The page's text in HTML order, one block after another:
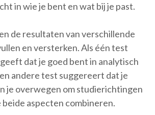
in wie je bent en wat bij je past.
de resultaten van verschillende
en versterken. Als één test
dat je goed bent in analytisch
andere test suggereert dat je
je overwegen om studierichtingen
aspecten combineren.